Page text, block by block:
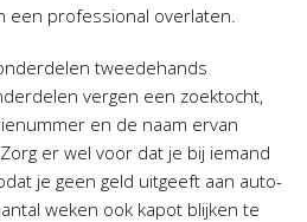
een professional overlaten.
tweedehands
vergen een zoektocht,
en de naam ervan
er wel voor dat je bij iemand
je geen geld uitgeeft aan auto-
weken ook kapot blijken te